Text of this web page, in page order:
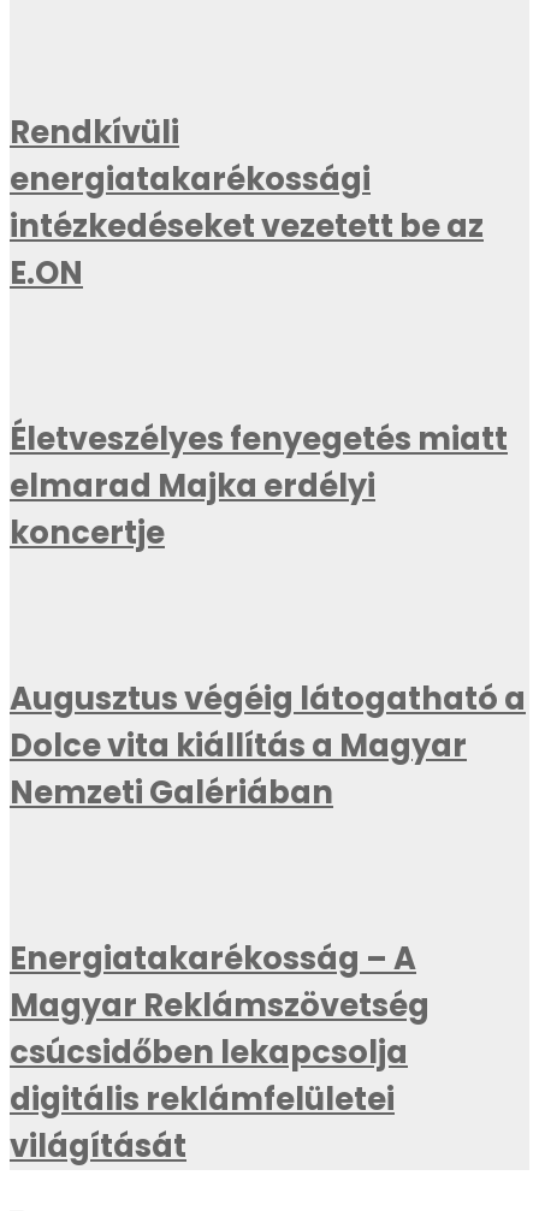
Rendkívüli
energiatakarékossági
intézkedéseket vezetett be az
E.ON
Életveszélyes fenyegetés miatt
elmarad Majka erdélyi
koncertje
Augusztus végéig látogatható a
Dolce vita kiállítás a Magyar
Nemzeti Galériában
Energiatakarékosság – A
Magyar Reklámszövetség
csúcsidőben lekapcsolja
digitális reklámfelületei
világítását